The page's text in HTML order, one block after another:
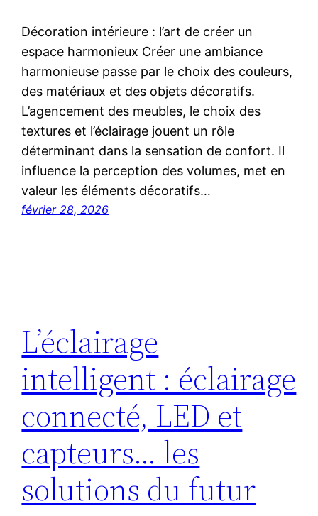
Décoration intérieure : l’art de créer un
espace harmonieux Créer une ambiance
harmonieuse passe par le choix des couleurs,
des matériaux et des objets décoratifs.
L’agencement des meubles, le choix des
textures et l’éclairage jouent un rôle
déterminant dans la sensation de confort. Il
influence la perception des volumes, met en
valeur les éléments décoratifs…
février 28, 2026
L’éclairage
intelligent : éclairage
connecté, LED et
capteurs… les
solutions du futur